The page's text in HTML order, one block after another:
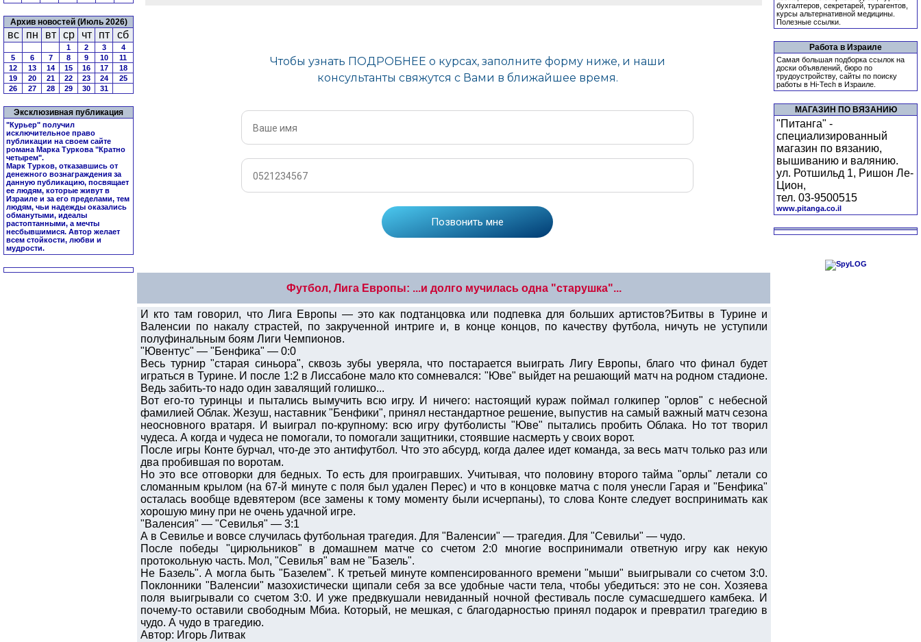
Архив новостей (Июль 2026)
вс пн вт ср чт пт сб
1 2 3
4
5
6 7 8 9 10
11
12
13 14 15 16 17
18
19
20 21 22 23 24
25
26
27 28 29 30 31
Эксклюзивная публикация
"Курьер" получил
исключительное право
публикации на своем сайте
романа Марка Туркова "Кратно
четырем".
Марк Турков, отказавшись от
денежного вознаграждения за
данную публикацию, посвящает
ее людям, которые живут в
Израиле и за его пределами, тем
людям, чьи надежды оказались
обманутыми, идеалы
растоптанными, а мечты
несбывшимися. Автор желает
всем стойкости, любви и
мудрости.
Футбол, Лига Европы: ...и долго мучилась одна "старушка"...
И кто там говорил, что Лига Европы — это как подтанцовка или подпевка для больших артистов?Битвы в Турине и
Валенсии по накалу страстей, по закрученной интриге и, в конце концов, по качеству футбола, ничуть не уступили
полуфинальным боям Лиги Чемпионов.
"Ювентус" — "Бенфика" — 0:0
Весь турнир "старая синьора", сквозь зубы уверяла, что постарается выиграть Лигу Европы, благо что финал будет
играться в Турине. И после 1:2 в Лиссабоне мало кто сомневался: "Юве" выйдет на решающий матч на родном стадионе.
Ведь забить-то надо один завалящий голишко...
Вот его-то туринцы и пытались вымучить всю игру. И ничего: настоящий кураж поймал голкипер "орлов" с небесной
фамилией Облак. Жезуш, наставник "Бенфики", принял нестандартное решение, выпустив на самый важный матч сезона
неосновного вратаря. И выиграл по-крупному: всю игру футболисты "Юве" пытались пробить Облака. Но тот творил
чудеса. А когда и чудеса не помогали, то помогали защитники, стоявшие насмерть у своих ворот.
После игры Конте бурчал, что-де это антифутбол. Что это абсурд, когда далее идет команда, за весь матч только раз или
два пробившая по воротам.
Но это все отговорки для бедных. То есть для проигравших. Учитывая, что половину второго тайма "орлы" летали со
сломанным крылом (на 67-й минуте с поля был удален Перес) и что в концовке матча с поля унесли Гарая и "Бенфика"
осталась вообще вдевятером (все замены к тому моменту были исчерпаны), то слова Конте следует воспринимать как
хорошую мину при не очень удачной игре.
"Валенсия" — "Севилья" — 3:1
А в Севилье и вовсе случилась футбольная трагедия. Для "Валенсии" — трагедия. Для "Севильи" — чудо.
После победы "цирюльников" в домашнем матче со счетом 2:0 многие воспринимали ответную игру как некую
протокольную часть. Мол, "Севилья" вам не "Базель".
Не Базель". А могла быть "Базелем". К третьей минуте компенсированного времени "мыши" выигрывали со счетом 3:0.
Поклонники "Валенсии" мазохистически щипали себя за все удобные части тела, чтобы убедиться: это не сон. Хозяева
поля выигрывали со счетом 3:0. И уже предвкушали невиданный ночной фестиваль после сумасшедшего камбека. И
почему-то оставили свободным Мбиа. Который, не мешкая, с благодарностью принял подарок и превратил трагедию в
чудо. А чудо в трагедию.
Автор: Игорь Литвак
бухгалтеров, секретарей, турагентов,
курсы альтернативной медицины.
Полезные ссылки.
Работа в Израиле
Самая большая подборка ссылок на
доски объявлений, бюро по
трудоустройству, сайты по поиску
работы в Hi-Tech в Израиле.
МАГАЗИН ПО ВЯЗАНИЮ
"Питанга" -
специализированный
магазин по вязанию,
вышиванию и валянию.
ул. Ротшильд 1, Ришон Ле-
Цион,
тел. 03-9500515
www.pitanga.co.il